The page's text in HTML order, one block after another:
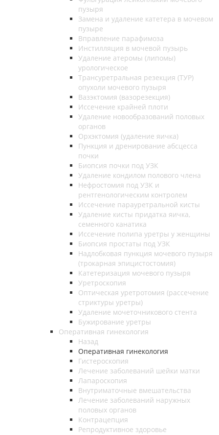
пузыря
Замена и удаление катетера в мочевом
пузыре
Вправление парафимоза
Инстилляция в мочевой пузырь
Удаление атеромы (липомы)
урологическое
Трансуретральная резекция (ТУР)
опухоли мочевого пузыря
Вазэктомия (вазорезекция)
Иссечение крайней плоти
Удаление новообразований половых
органов
Орхэктомия (удаление яичка)
Пункция и дренирование абсцесса
почки
Биопсия почки под УЗК
Удаление кондилом полового члена
Нефростомия под УЗК и
рентгенологическим контролем
Иссечение парауретральной кисты
Удаление кисты придатка яичка,
семенного канатика
Иссечение полипа уретры у женщины
Биопсия простаты под УЗК
Надлобковая пункция мочевого пузыря
(трокарная эпицистостомия)
Катетеризация мочевого пузыря
Уретроскопия
Оптическая уретротомия (рассечение
стриктуры уретры)
Удаление мочеточникового стента
Бужирование уретры
Оперативная гинекология
Назад
Оперативная гинекология
Гистероскопия
Лечение заболеваний шейки матки
Лапароскопия
Внутриматочные вмешательства
Лечение заболеваний наружных
половых органов
Контрацепция
Репродуктивное здоровье